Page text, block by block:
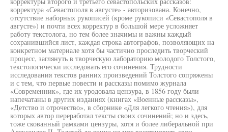
корректура «Севастополя в августе» - авторизована. Конечно,
отсутствие наборных рукописей (кроме рукописи «Севастополя в
августе») и почти всех корректур в большой мере усложняет
работу текстолога, но тем более значимы и важны каждый
сохранившийся лист, каждая строка автографов, позволяющих на
конкретном материале хотя бы частично проследить творческий
процесс, заглянуть в творческую лабораторию молодого Толстого,
текстологически исследовать его сочинения. Трудности
исследования текстов ранних произведений Толстого сопряжены
и с тем, что первые повести и рассказы помимо журнала
«Современник», где их уродовала цензура, в 1856 году были
напечатаны в других изданиях (книгах «Военные рассказы»,
«Детство и отрочество», в сборнике «Для легкого чтения»), для
которых автор переработал тексты своих сочинений; но и здесь,
тоже скованный рамками цензуры, хотя и более либеральной при